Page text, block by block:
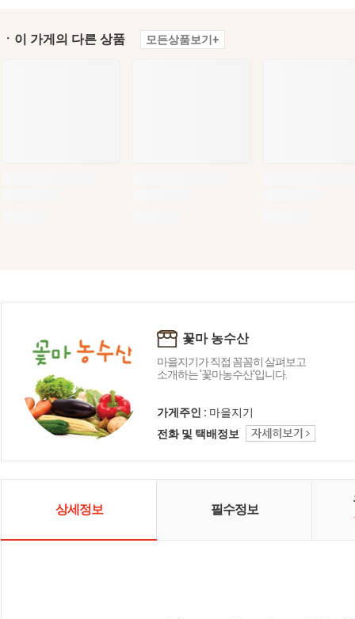
ㆍ이 가게의 다른 상품 모든상품보기+
꽃마 농수산
마을지기가 직접 꼼꼼히 살펴보고
소개하는 '꽃마농수산'입니다.
가게주인 : 마을지기
전화 및 택배정보
상세정보 필수정보